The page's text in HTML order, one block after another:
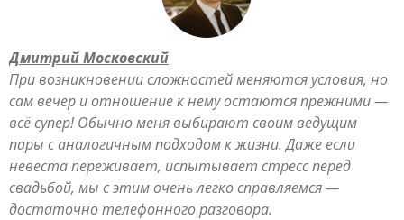
Дмитрий Московский
При возникновении сложностей меняются условия, но
сам вечер и отношение к нему остаются прежними —
всё супер! Обычно меня выбирают своим ведущим
пары с аналогичным подходом к жизни. Даже если
невеста переживает, испытывает стресс перед
свадьбой, мы с этим очень легко справляемся —
достаточно телефонного разговора.